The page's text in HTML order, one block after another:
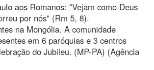
aos Romanos: "Vejam como Deus
por nós" (Rm 5, 8).
na Mongólia. A comunidade
em 6 paróquias e 3 centros
do Jubileu. (MP-PA) (Agência